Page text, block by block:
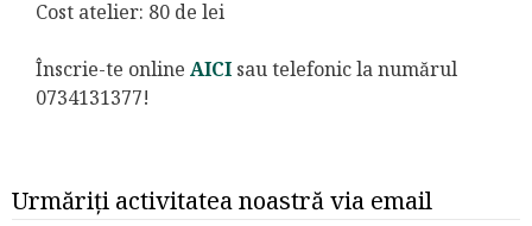
Cost atelier: 80 de lei
Înscrie-te online AICI sau telefonic la numărul
0734131377!
Urmăriți activitatea noastră via email